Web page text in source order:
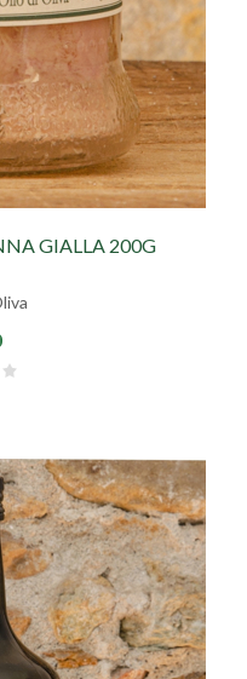
GIALLA 200G